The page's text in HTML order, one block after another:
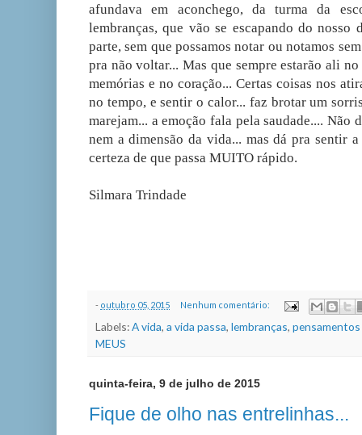
afundava em aconchego, da turma da
lembranças, que vão se escapando do
parte, sem que possamos notar ou notamos
pra não voltar... Mas que sempre estarão ali
memórias e no coração... Certas coisas nos
no tempo, e sentir o calor... faz brotar um
marejam... a emoção fala pela saudade.... Não
nem a dimensão da vida... mas dá pra sentir
certeza de que passa MUITO rápido.
Silmara Trindade
- outubro 05, 2015 Nenhum comentário:
Labels:A vida, a vida passa, lembranças, pensamentos
MEUS
quinta-feira, 9 de julho de 2015
Fique de olho nas entrelinhas...